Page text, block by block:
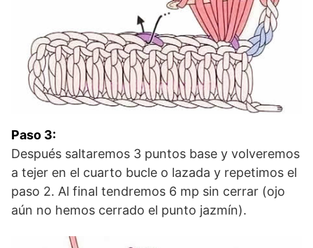
Paso 3:
Después saltaremos 3 puntos base y volveremos
a tejer en el cuarto bucle o lazada y repetimos el
paso 2. Al final tendremos 6 mp sin cerrar (ojo
aún no hemos cerrado el punto jazmín).